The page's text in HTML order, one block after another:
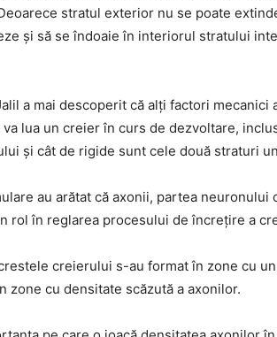
stratul exterior nu se poate
și să se îndoaie în interiorul stratului
a mai descoperit că alți factori mecanici
lua un creier în curs de dezvoltare,
și cât de rigide sunt cele două straturi
au arătat că axonii, partea neuronului
rol în reglarea procesului de încrețire a
creierului s-au format în zone cu
zone cu densitate scăzută a axonilor.